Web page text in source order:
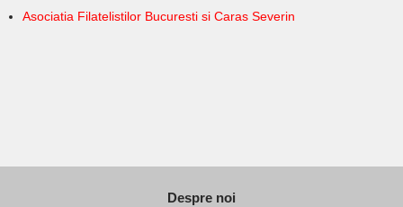
Asociatia Filatelistilor Bucuresti si Caras Severin
Despre noi